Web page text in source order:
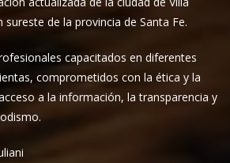
de la provincia de Santa Fe.
capacitados en diferentes
comprometidos con la ética y la
a la información, la transparencia y